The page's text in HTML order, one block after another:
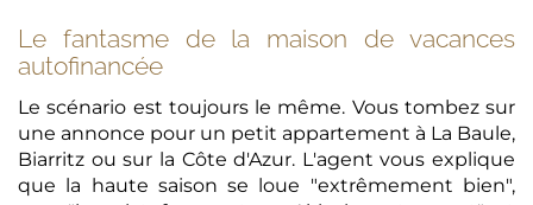
Le fantasme de la maison de vacances
autofinancée
Le scénario est toujours le même. Vous tombez sur
une annonce pour un petit appartement à La Baule,
Biarritz ou sur la Côte d'Azur. L'agent vous explique
que la haute saison se loue "extrêmement bien",